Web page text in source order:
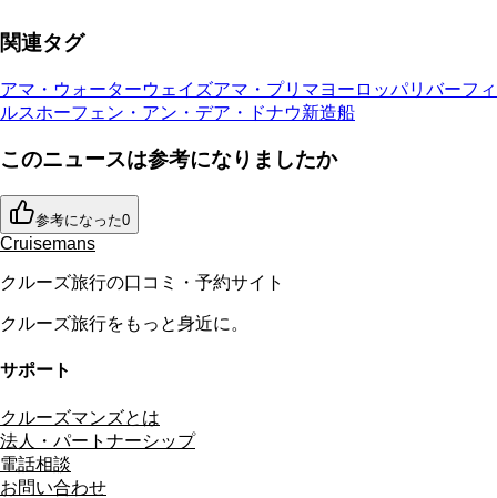
関連タグ
アマ・ウォーターウェイズアマ・プリマヨーロッパリバーフィ
ルスホーフェン・アン・デア・ドナウ新造船
このニュースは参考になりましたか
参考になった0
Cruisemans
クルーズ旅行の口コミ・予約サイト
クルーズ旅行をもっと身近に。
サポート
クルーズマンズとは
法人・パートナーシップ
電話相談
お問い合わせ